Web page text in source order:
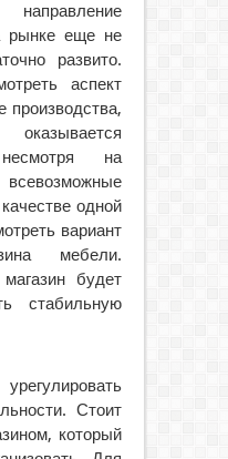
направление
рынке еще не
развито.
аспект
производства,
на
всевозможные
одной
вариант
мебели.
будет
стабильную
Стоит
который